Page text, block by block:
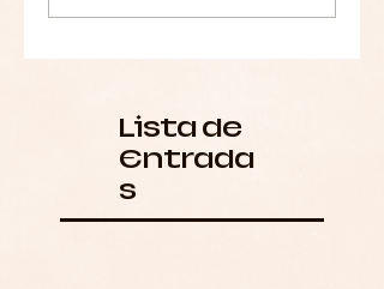
Lista de
Entrada
s